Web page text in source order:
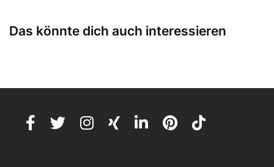
Das könnte dich auch interessieren